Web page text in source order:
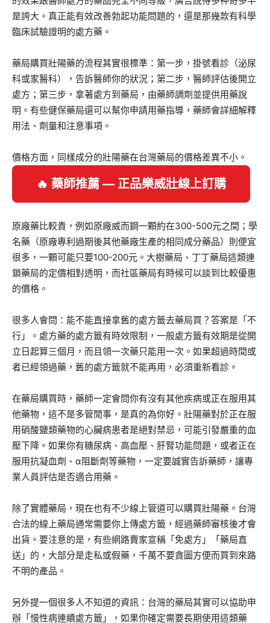
是誇大。真正能有效改善勃起功能問題的，還是那幾款有科學
臨床試驗證明的處方藥。
藥局購買壯陽藥的流程其實很標準：第一步，掛號看診（泌尿
科或家醫科），告訴醫師你的狀況；第二步，醫師評估後開立
處方；第三步，拿著處方到藥局，由藥師調劑並提供用藥說
明。有些健保藥局還可以幫你申請用藥指導，藥師會詳細解釋
用法、劑量和注意事項。
價格方面，同樣成分的壯陽藥在台灣藥局的價格差異不小。
🔥 藥師推薦 — 正品樂威壯線上訂購
原廠藥比較貴，例如原廠威而鋼一顆約在300-500元之間；學
名藥（原廠專利過期後其他藥廠生產的相同成分藥品）則便宜
很多，一顆可能只要100-200元。大樹藥局、丁丁藥局這類連
鎖藥局的定價相對透明，而社區藥局有時候可以談到比較優惠
的價格。
很多人會問：能不能直接拿舊的處方籤去藥局買？答案是「不
行」。處方藥的處方籤有時效限制，一般處方籤有效期是從開
立日起算三個月，而且領一次藥只能用一次。如果超過時間或
者已經領過藥，舊的處方籤就不能再用，必須重新看診。
在藥局購買時，藥師一定會問你有沒有其他疾病或正在服用其
他藥物，這不是多管閒事，是真的為你好。壯陽藥對於正在服
用硝酸鹽類藥物的心臟病患者是絕對禁忌，可能引發嚴重的血
壓下降。如果你有糖尿病、高血壓、肝腎功能問題，或者正在
服用抗凝血劑、α阻斷劑等藥物，一定要誠實告訴藥師，讓專
業人員評估是否適合用藥。
除了實體藥局，現在也有不少線上管道可以購買壯陽藥。台灣
合法的線上藥局通常需要你上傳處方籤，經過藥師審核後才會
出貨。要注意的是，有些網路賣家宣稱「免處方」「藥局直
送」的，大部分是走私或假藥，千萬不要貪圖方便而買到來路
不明的產品。
另外提一個很多人不知道的資訊：台灣的藥局其實可以協助申
辦「慢性病連續處方籤」，如果你確定需要長期使用這類藥